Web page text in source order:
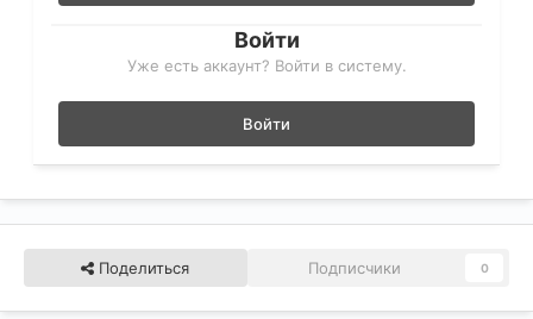
Войти
Уже есть аккаунт? Войти в систему.
Войти
Поделиться Подписчики 0